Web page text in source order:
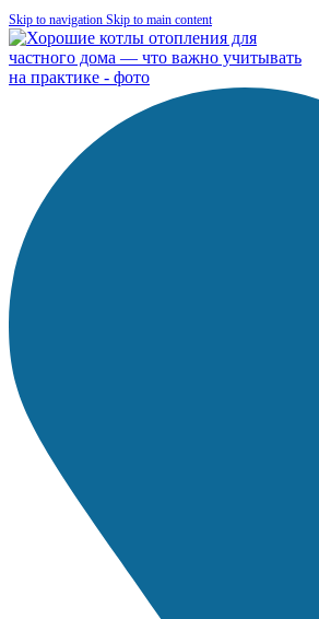
Skip to navigation Skip to main content